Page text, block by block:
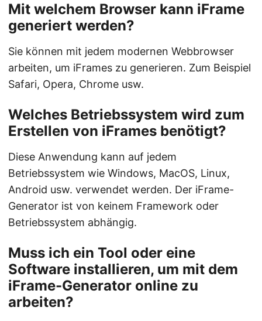
Mit welchem Browser kann iFrame
generiert werden?
Sie können mit jedem modernen Webbrowser
arbeiten, um iFrames zu generieren. Zum Beispiel
Safari, Opera, Chrome usw.
Welches Betriebssystem wird zum
Erstellen von iFrames benötigt?
Diese Anwendung kann auf jedem
Betriebssystem wie Windows, MacOS, Linux,
Android usw. verwendet werden. Der iFrame-
Generator ist von keinem Framework oder
Betriebssystem abhängig.
Muss ich ein Tool oder eine
Software installieren, um mit dem
iFrame-Generator online zu
arbeiten?